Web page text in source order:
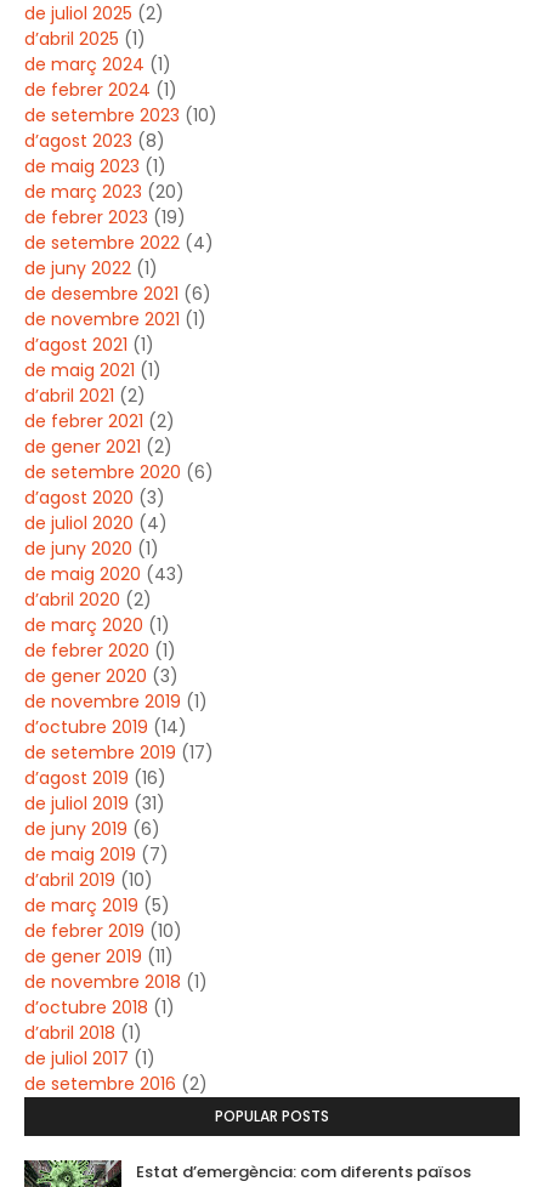
de juliol 2025 (2)
d’abril 2025 (1)
de març 2024 (1)
de febrer 2024 (1)
de setembre 2023 (10)
d’agost 2023 (8)
de maig 2023 (1)
de març 2023 (20)
de febrer 2023 (19)
de setembre 2022 (4)
de juny 2022 (1)
de desembre 2021 (6)
de novembre 2021 (1)
d’agost 2021 (1)
de maig 2021 (1)
d’abril 2021 (2)
de febrer 2021 (2)
de gener 2021 (2)
de setembre 2020 (6)
d’agost 2020 (3)
de juliol 2020 (4)
de juny 2020 (1)
de maig 2020 (43)
d’abril 2020 (2)
de març 2020 (1)
de febrer 2020 (1)
de gener 2020 (3)
de novembre 2019 (1)
d’octubre 2019 (14)
de setembre 2019 (17)
d’agost 2019 (16)
de juliol 2019 (31)
de juny 2019 (6)
de maig 2019 (7)
d’abril 2019 (10)
de març 2019 (5)
de febrer 2019 (10)
de gener 2019 (11)
de novembre 2018 (1)
d’octubre 2018 (1)
d’abril 2018 (1)
de juliol 2017 (1)
de setembre 2016 (2)
POPULAR POSTS
Estat d’emergència: com diferents països